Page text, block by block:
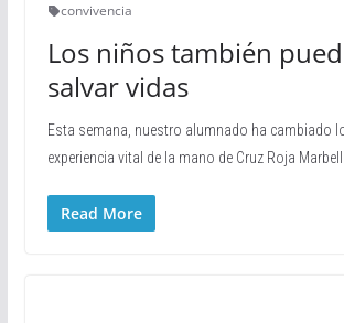
convivencia
Los niños también
salvar vidas
Esta semana, nuestro alumnado ha cambiado
experiencia vital de la mano de Cruz Roja
Read More